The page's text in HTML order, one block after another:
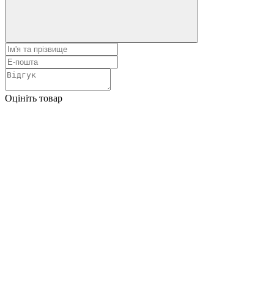
Оцініть товар